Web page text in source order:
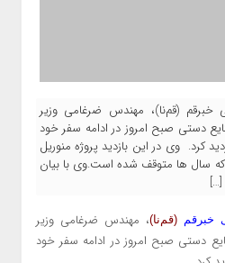
خبرقم (قم‌نا)، مهندس ضرغامی وزیر
دستی صبح امروز در ادامه سفر خود
کرد. وی در این بازدید پروژه منوریل
که سال ها متوقف شده است.وی با بیان
خبرقم (قم‌نا)
، مهندس ضرغامی وزیر
دستی صبح امروز در ادامه سفر خود